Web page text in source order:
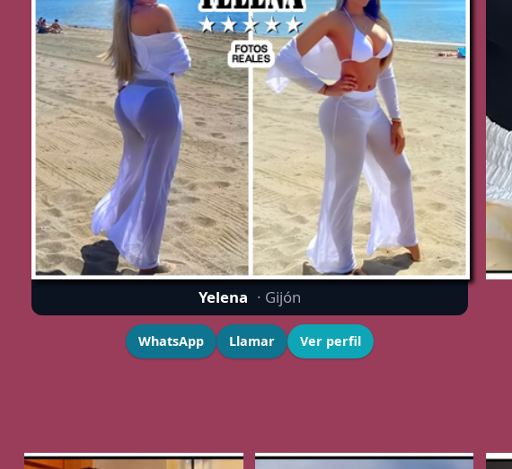
Yelena · Gijón
WhatsApp Llamar Ver perfil